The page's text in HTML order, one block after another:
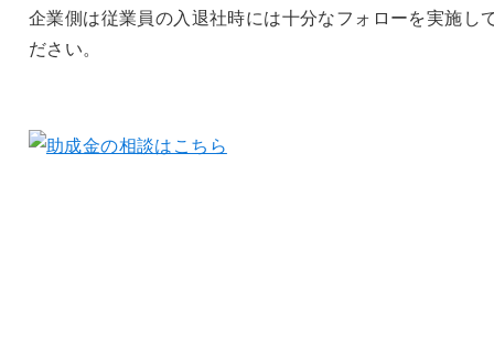
企業側は従業員の入退社時には十分なフォローを実施し
ださい。